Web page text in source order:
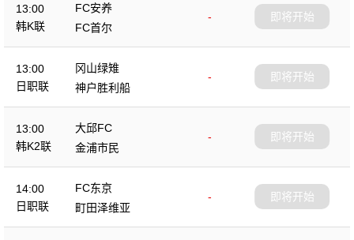
13:00
韩K联
FC安养
-
FC首尔
即将开始
13:00
日职联
冈山绿雉
-
神户胜利船
即将开始
13:00
韩K2联
大邱FC
-
金浦市民
即将开始
14:00
日职联
FC东京
-
町田泽维亚
即将开始